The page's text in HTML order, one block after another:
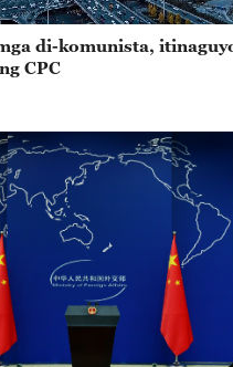
di-komunista,
CPC